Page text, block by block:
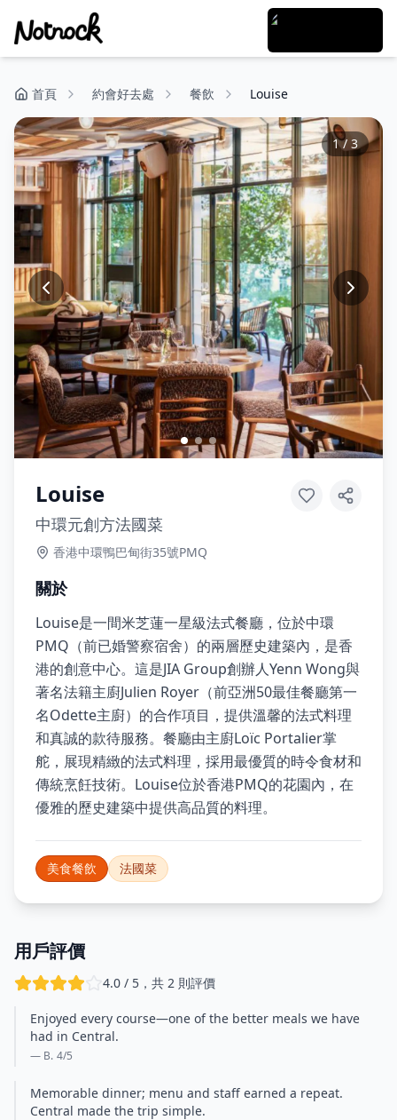
首頁 約會好去處 餐飲 Louise
1/ 3
Louise
中環元創方法國菜
香港中環鴨巴甸街35號PMQ
關於
Louise是一間米芝蓮一星級法式餐廳，位於中環
PMQ（前已婚警察宿舍）的兩層歷史建築內，是香
港的創意中心。這是JIA Group創辦人Yenn Wong與
著名法籍主廚Julien Royer（前亞洲50最佳餐廳第一
名Odette主廚）的合作項目，提供溫馨的法式料理
和真誠的款待服務。餐廳由主廚Loïc Portalier掌
舵，展現精緻的法式料理，採用最優質的時令食材和
傳統烹飪技術。Louise位於香港PMQ的花園內，在
優雅的歷史建築中提供高品質的料理。
美食餐飲 法國菜
用戶評價
4.0 / 5，共 2 則評價
Enjoyed every course—one of the better meals we have
had in Central.
— B. 4/5
Memorable dinner; menu and staff earned a repeat.
Central made the trip simple.